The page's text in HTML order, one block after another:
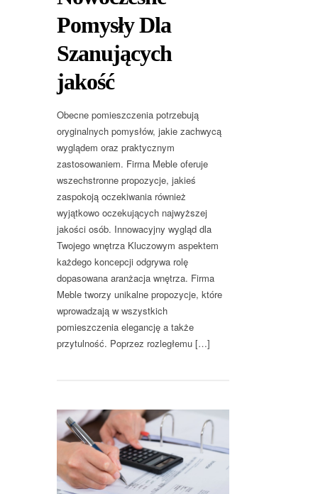
Pomysły Dla
Szanujących
jakość
Obecne pomieszczenia potrzebują
oryginalnych pomysłów, jakie zachwycą
wyglądem oraz praktycznym
zastosowaniem. Firma Meble oferuje
wszechstronne propozycje, jakieś
zaspokoją oczekiwania również
wyjątkowo oczekujących najwyższej
jakości osób. Innowacyjny wygląd dla
Twojego wnętrza Kluczowym aspektem
każdego koncepcji odgrywa rolę
dopasowana aranżacja wnętrza. Firma
Meble tworzy unikalne propozycje, które
wprowadzają w wszystkich
pomieszczenia elegancję a także
przytulność. Poprzez rozległemu […]